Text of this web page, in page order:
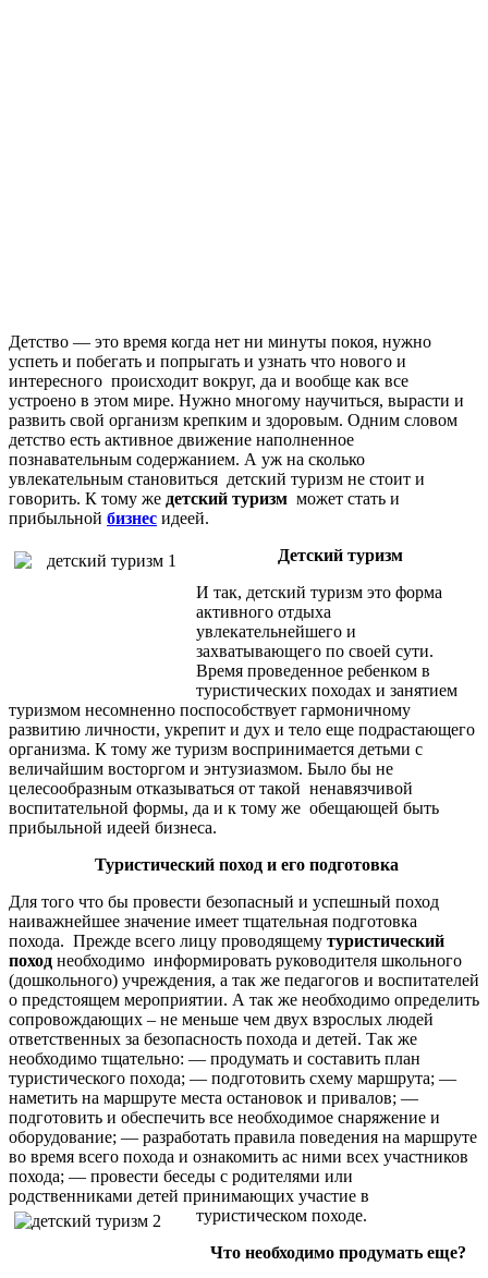
Детство — это время когда нет ни минуты покоя, нужно
успеть и побегать и попрыгать и узнать что нового и
интересного происходит вокруг, да и вообще как все
устроено в этом мире. Нужно многому научиться, вырасти и
развить свой организм крепким и здоровым. Одним словом
детство есть активное движение наполненное
познавательным содержанием. А уж на сколько
увлекательным становиться детский туризм не стоит и
говорить. К тому же детский туризм может стать и
прибыльной бизнес идеей.
Детский туризм
И так, детский туризм это форма
активного отдыха
увлекательнейшего и
захватывающего по своей сути.
Время проведенное ребенком в
туристических походах и занятием
туризмом несомненно поспособствует гармоничному
развитию личности, укрепит и дух и тело еще подрастающего
организма. К тому же туризм воспринимается детьми с
величайшим восторгом и энтузиазмом. Было бы не
целесообразным отказываться от такой ненавязчивой
воспитательной формы, да и к тому же обещающей быть
прибыльной идеей бизнеса.
Туристический поход и его подготовка
Для того что бы провести безопасный и успешный поход
наиважнейшее значение имеет тщательная подготовка
похода. Прежде всего лицу проводящему туристический
поход необходимо информировать руководителя школьного
(дошкольного) учреждения, а так же педагогов и воспитателей
о предстоящем мероприятии. А так же необходимо определить
сопровождающих – не меньше чем двух взрослых людей
ответственных за безопасность похода и детей. Так же
необходимо тщательно: — продумать и составить план
туристического похода; — подготовить схему маршрута; —
наметить на маршруте места остановок и привалов; —
подготовить и обеспечить все необходимое снаряжение и
оборудование; — разработать правила поведения на маршруте
во время всего похода и ознакомить ас ними всех участников
похода; — провести беседы с родителями или
родственниками детей принимающих участие в
туристическом походе.
Что необходимо продумать еще?